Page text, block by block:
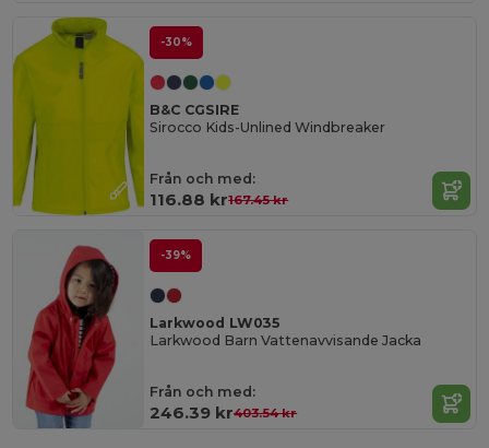
-30%
B&C CGSIRE
Sirocco Kids-Unlined Windbreaker
Från och med:
116.88 kr167.45 kr
-39%
Larkwood LW035
Larkwood Barn Vattenavvisande Jacka
Från och med:
246.39 kr403.54 kr